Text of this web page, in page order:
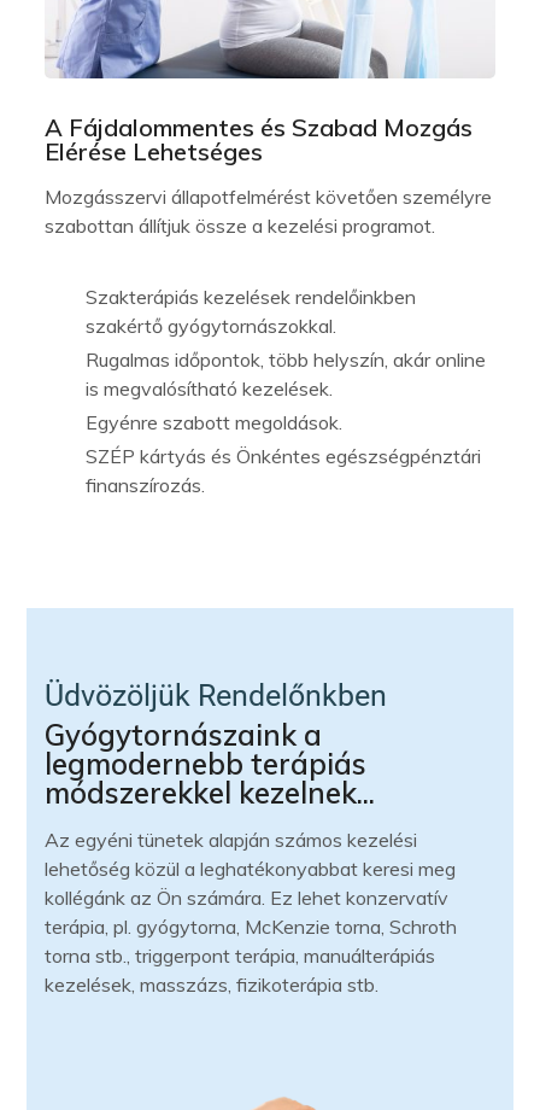
A Fájdalommentes és Szabad Mozgás
Elérése Lehetséges
Mozgásszervi állapotfelmérést követően személyre
szabottan állítjuk össze a kezelési programot.
Szakterápiás kezelések rendelőinkben
szakértő gyógytornászokkal.
Rugalmas időpontok, több helyszín, akár online
is megvalósítható kezelések.
Egyénre szabott megoldások.
SZÉP kártyás és Önkéntes egészségpénztári
finanszírozás.
Üdvözöljük Rendelőnkben
Gyógytornászaink a
legmodernebb terápiás
módszerekkel kezelnek...
Az egyéni tünetek alapján számos kezelési
lehetőség közül a leghatékonyabbat keresi meg
kollégánk az Ön számára. Ez lehet konzervatív
terápia, pl. gyógytorna, McKenzie torna, Schroth
torna stb., triggerpont terápia, manuálterápiás
kezelések, masszázs, fizikoterápia stb.